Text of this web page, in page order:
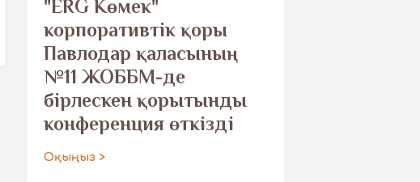
"ERG Көмек"
корпоративтік қоры
Павлодар қаласының
№11 ЖОББМ-де
бірлескен қорытынды
конференция өткізді
Оқыңыз >